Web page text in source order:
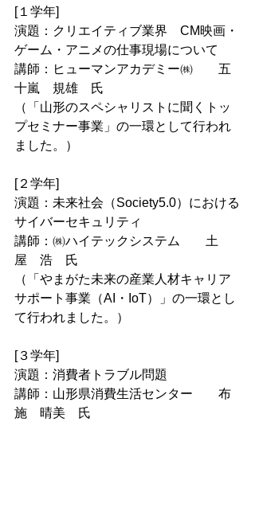
[１学年]
演題：クリエイティブ業界　CM映画・
ゲーム・アニメの仕事現場について
講師：ヒューマンアカデミー㈱　　五
十嵐　規雄　氏
（「山形のスペシャリストに聞くトッ
プセミナー事業」の一環として行われ
ました。）
[２学年]
演題：未来社会（Society5.0）における
サイバーセキュリティ
講師：㈱ハイテックシステム　　土
屋　浩　氏
（「やまがた未来の産業人材キャリア
サポート事業（AI・IoT）」の一環とし
て行われました。）
[３学年]
演題：消費者トラブル問題
講師：山形県消費生活センター　　布
施　晴美　氏